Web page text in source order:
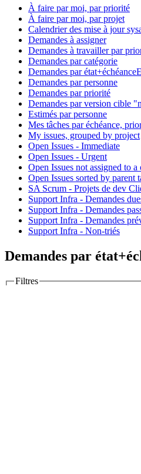
À faire par moi, par priorité
À faire par moi, par projet
Calendrier des mise à jour
Demandes à assigner
Demandes à travailler par
Demandes par catégorie
Demandes par état+échéance
Demandes par personne
Demandes par priorité
Demandes par version cible
Estimés par personne
Mes tâches par échéance,
My issues, grouped by project
Open Issues - Immediate
Open Issues - Urgent
Open Issues not assigned to
Open Issues sorted by parent
SA Scrum - Projets de dev
Support Infra - Demandes
Support Infra - Demandes
Support Infra - Demandes
Support Infra - Non-triés
Demandes par
Filtres